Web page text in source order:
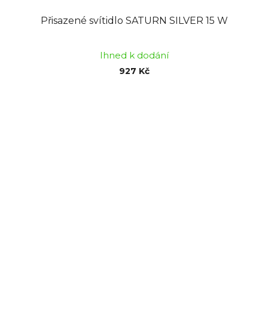
Přisazené svítidlo SATURN SILVER 15 W
Ihned k dodání
927 Kč